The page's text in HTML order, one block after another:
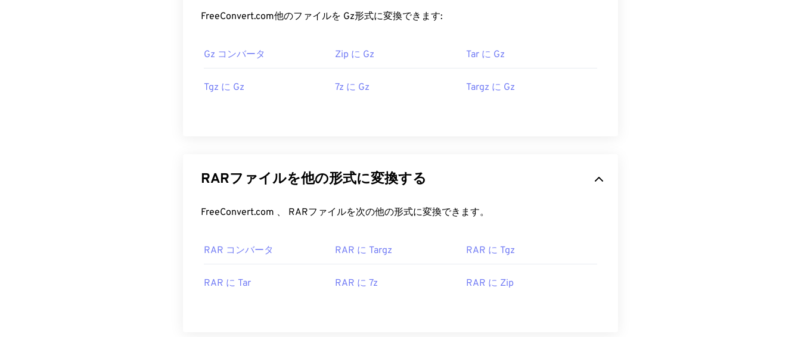
FreeConvert.com他のファイルを Gz形式に変換できます:
Gz コンバータ Zip に Gz Tar に Gz
Tgz に Gz 7z に Gz Targz に Gz
RARファイルを他の形式に変換する
FreeConvert.com 、 RARファイルを次の他の形式に変換できます。
RAR コンバータ RAR に Targz RAR に Tgz
RAR に Tar RAR に 7z RAR に Zip